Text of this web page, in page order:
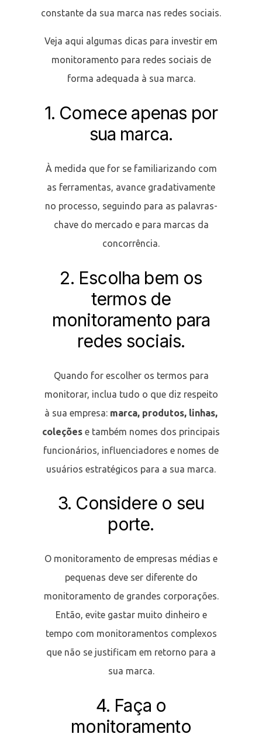
constante da sua marca nas redes sociais.
Veja aqui algumas dicas para investir em
monitoramento para redes sociais de
forma adequada à sua marca.
1. Comece apenas por
sua marca.
À medida que for se familiarizando com
as ferramentas, avance gradativamente
no processo, seguindo para as palavras-
chave do mercado e para marcas da
concorrência.
2. Escolha bem os
termos de
monitoramento para
redes sociais.
Quando for escolher os termos para
monitorar, inclua tudo o que diz respeito
à sua empresa: marca, produtos, linhas,
coleções e também nomes dos principais
funcionários, influenciadores e nomes de
usuários estratégicos para a sua marca.
3. Considere o seu
porte.
O monitoramento de empresas médias e
pequenas deve ser diferente do
monitoramento de grandes corporações.
Então, evite gastar muito dinheiro e
tempo com monitoramentos complexos
que não se justificam em retorno para a
sua marca.
4. Faça o
monitoramento